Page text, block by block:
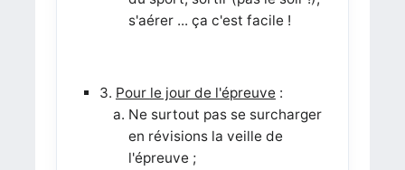
s'aérer ... ça c'est facile !
3. Pour le jour de l'épreuve :
Ne surtout pas se surcharger
en révisions la veille de
l'épreuve ;